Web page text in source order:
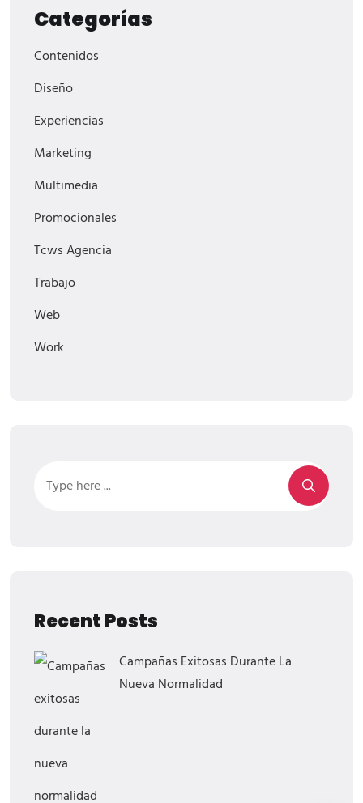
Categorías
Contenidos
Diseño
Experiencias
Marketing
Multimedia
Promocionales
Tcws Agencia
Trabajo
Web
Work
Recent Posts
Campañas Exitosas Durante La
Nueva Normalidad